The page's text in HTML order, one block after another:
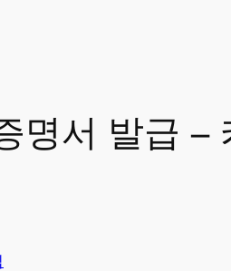
명서 발급 –